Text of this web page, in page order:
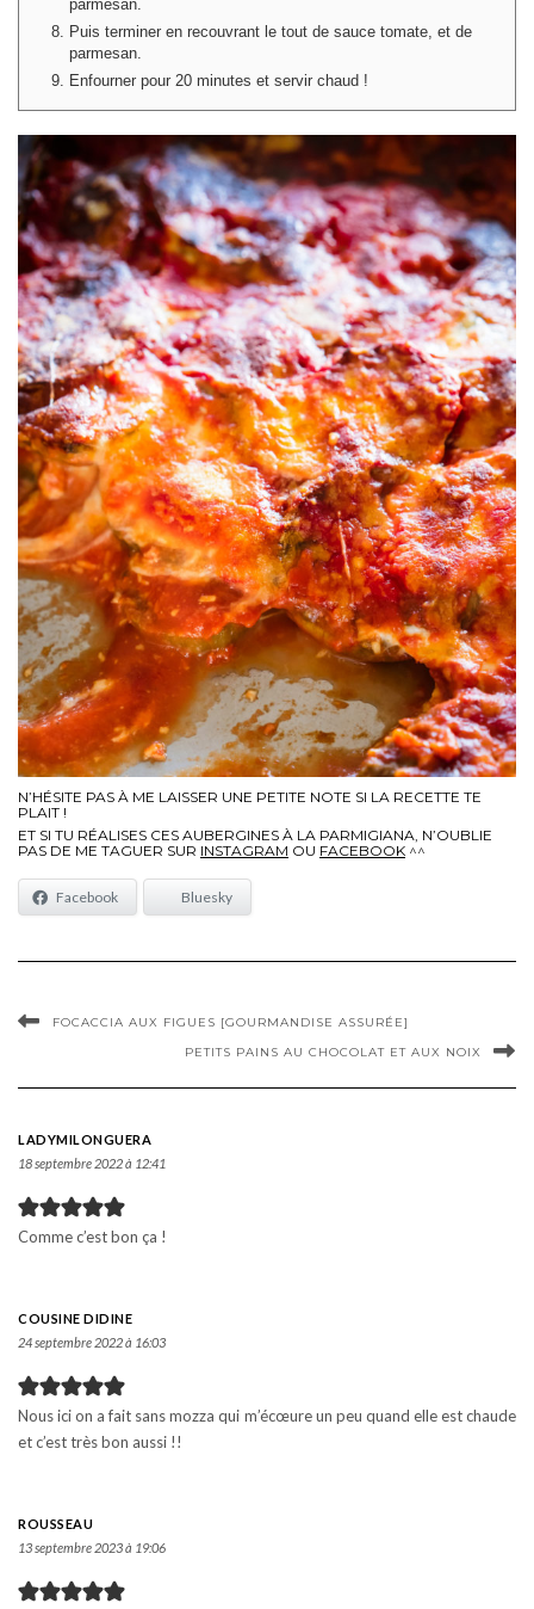
parmesan.
Puis terminer en recouvrant le tout de sauce tomate, et de
parmesan.
Enfourner pour 20 minutes et servir chaud !
N’HÉSITE PAS À ME LAISSER UNE PETITE NOTE SI LA RECETTE TE
PLAIT !
ET SI TU RÉALISES CES AUBERGINES À LA PARMIGIANA, N’OUBLIE
PAS DE ME TAGUER SUR INSTAGRAM OU FACEBOOK ^^
Facebook Bluesky
FOCACCIA AUX FIGUES [GOURMANDISE ASSURÉE]
PETITS PAINS AU CHOCOLAT ET AUX NOIX
LADYMILONGUERA
18 septembre 2022 à 12:41
Comme c’est bon ça !
COUSINE DIDINE
24 septembre 2022 à 16:03
Nous ici on a fait sans mozza qui m’écœure un peu quand elle est chaude
et c’est très bon aussi !!
ROUSSEAU
13 septembre 2023 à 19:06